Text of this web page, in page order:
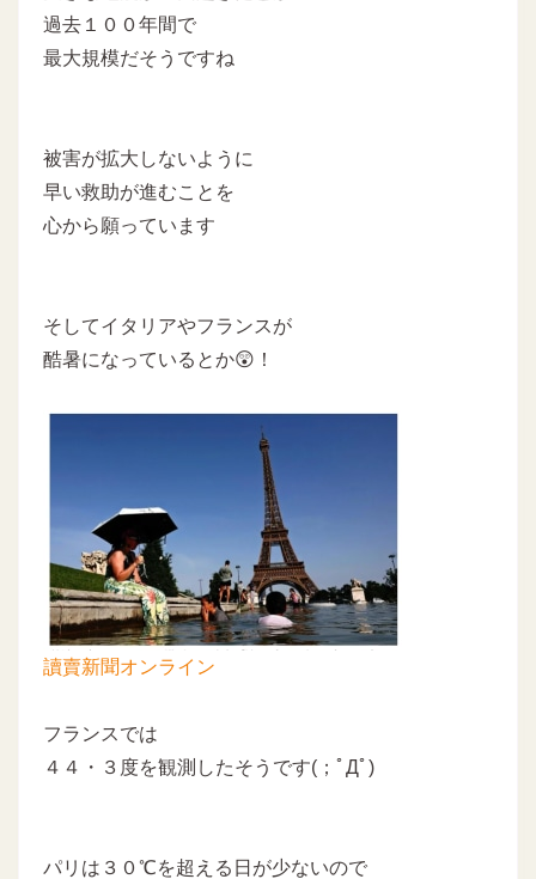
過去１００年間で
最大規模だそうですね
被害が拡大しないように
早い救助が進むことを
心から願っています
そしてイタリアやフランスが
酷暑になっているとか😲！
讀賣新聞オンライン
フランスでは
４４・３度を観測したそうです(；ﾟДﾟ)
パリは３０℃を超える日が少ないので